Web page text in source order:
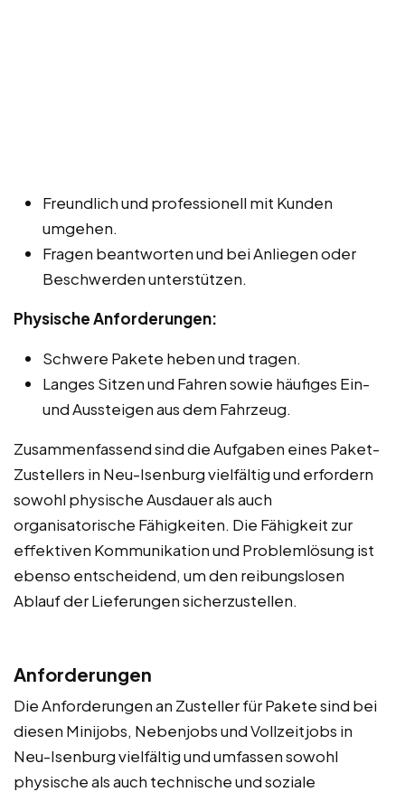
Freundlich und professionell mit Kunden
umgehen.
Fragen beantworten und bei Anliegen oder
Beschwerden unterstützen.
Physische Anforderungen:
Schwere Pakete heben und tragen.
Langes Sitzen und Fahren sowie häufiges Ein-
und Aussteigen aus dem Fahrzeug.
Zusammenfassend sind die Aufgaben eines Paket-
Zustellers in Neu-Isenburg vielfältig und erfordern
sowohl physische Ausdauer als auch
organisatorische Fähigkeiten. Die Fähigkeit zur
effektiven Kommunikation und Problemlösung ist
ebenso entscheidend, um den reibungslosen
Ablauf der Lieferungen sicherzustellen.
Anforderungen
Die Anforderungen an Zusteller für Pakete sind bei
diesen Minijobs, Nebenjobs und Vollzeitjobs in
Neu-Isenburg vielfältig und umfassen sowohl
physische als auch technische und soziale